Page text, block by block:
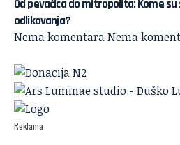
Od pevačica do mitropolita: Kome
odlikovanja?
Nema komentaraNema
Reklama